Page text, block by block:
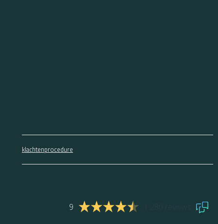
klachtenprocedure
9